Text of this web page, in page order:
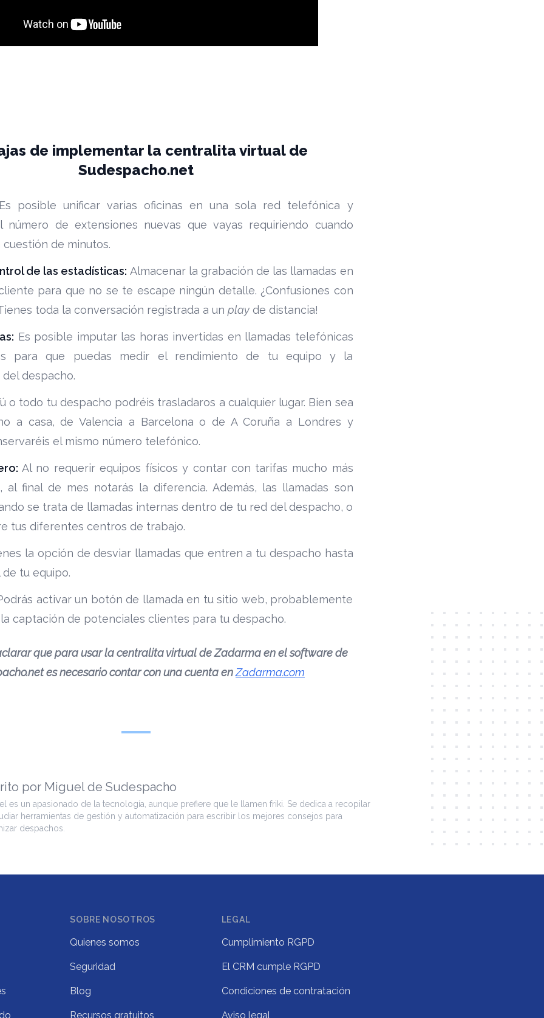
de implementar la centralita virtual de
Sudespacho.net
posible unificar varias oficinas en una sola red telefónica y
número de extensiones nuevas que vayas requiriendo cuando
de minutos.
de las estadísticas: Almacenar la grabación de las llamadas en
para que no se te escape ningún detalle. ¿Confusiones con
toda la conversación registrada a un playde distancia!
Es posible imputar las horas invertidas en llamadas telefónicas
para que puedas medir el rendimiento de tu equipo y la
despacho.
o todo tu despacho podréis trasladaros a cualquier lugar. Bien sea
a casa, de Valencia a Barcelona o de A Coruña a Londres y
el mismo número telefónico.
Al no requerir equipos físicos y contar con tarifas mucho más
al final de mes notarás la diferencia. Además, las llamadas son
se trata de llamadas internas dentro de tu red del despacho, o
tus diferentes centros de trabajo.
la opción de desviar llamadas que entren a tu despacho hasta
tu equipo.
activar un botón de llamada en tu sitio web, probablemente
captación de potenciales clientes para tu despacho.
que para usar la centralita virtual de Zadarma en el software de
es necesario contar con una cuenta enZadarma.com
por Miguel de Sudespacho
es un apasionado de la tecnología, aunque prefiere que le llamen friki. Se dedica a recopilar
herramientas de gestión y automatización para escribir los mejores consejos para
despachos.
SOBRE NOSOTROS
Quienes somos
Seguridad
Blog
Recursos gratuitos
LEGAL
Cumplimiento RGPD
El CRM cumple RGPD
Condiciones de contratación
Aviso legal